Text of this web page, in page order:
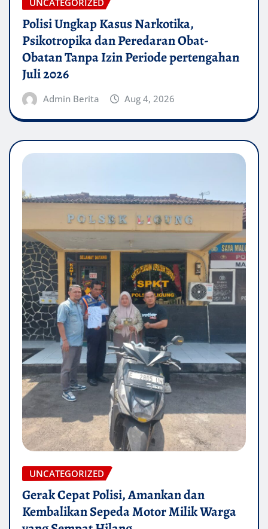
Polisi Ungkap Kasus Narkotika,
Psikotropika dan Peredaran Obat-
Obatan Tanpa Izin Periode pertengahan
Juli 2026
Admin Berita Aug 4, 2026
UNCATEGORIZED
Gerak Cepat Polisi, Amankan dan
Kembalikan Sepeda Motor Milik Warga